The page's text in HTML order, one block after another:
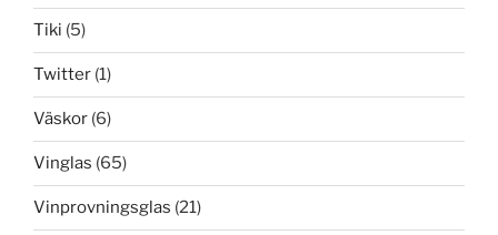
Tiki (5)
Twitter (1)
Väskor (6)
Vinglas (65)
Vinprovningsglas (21)